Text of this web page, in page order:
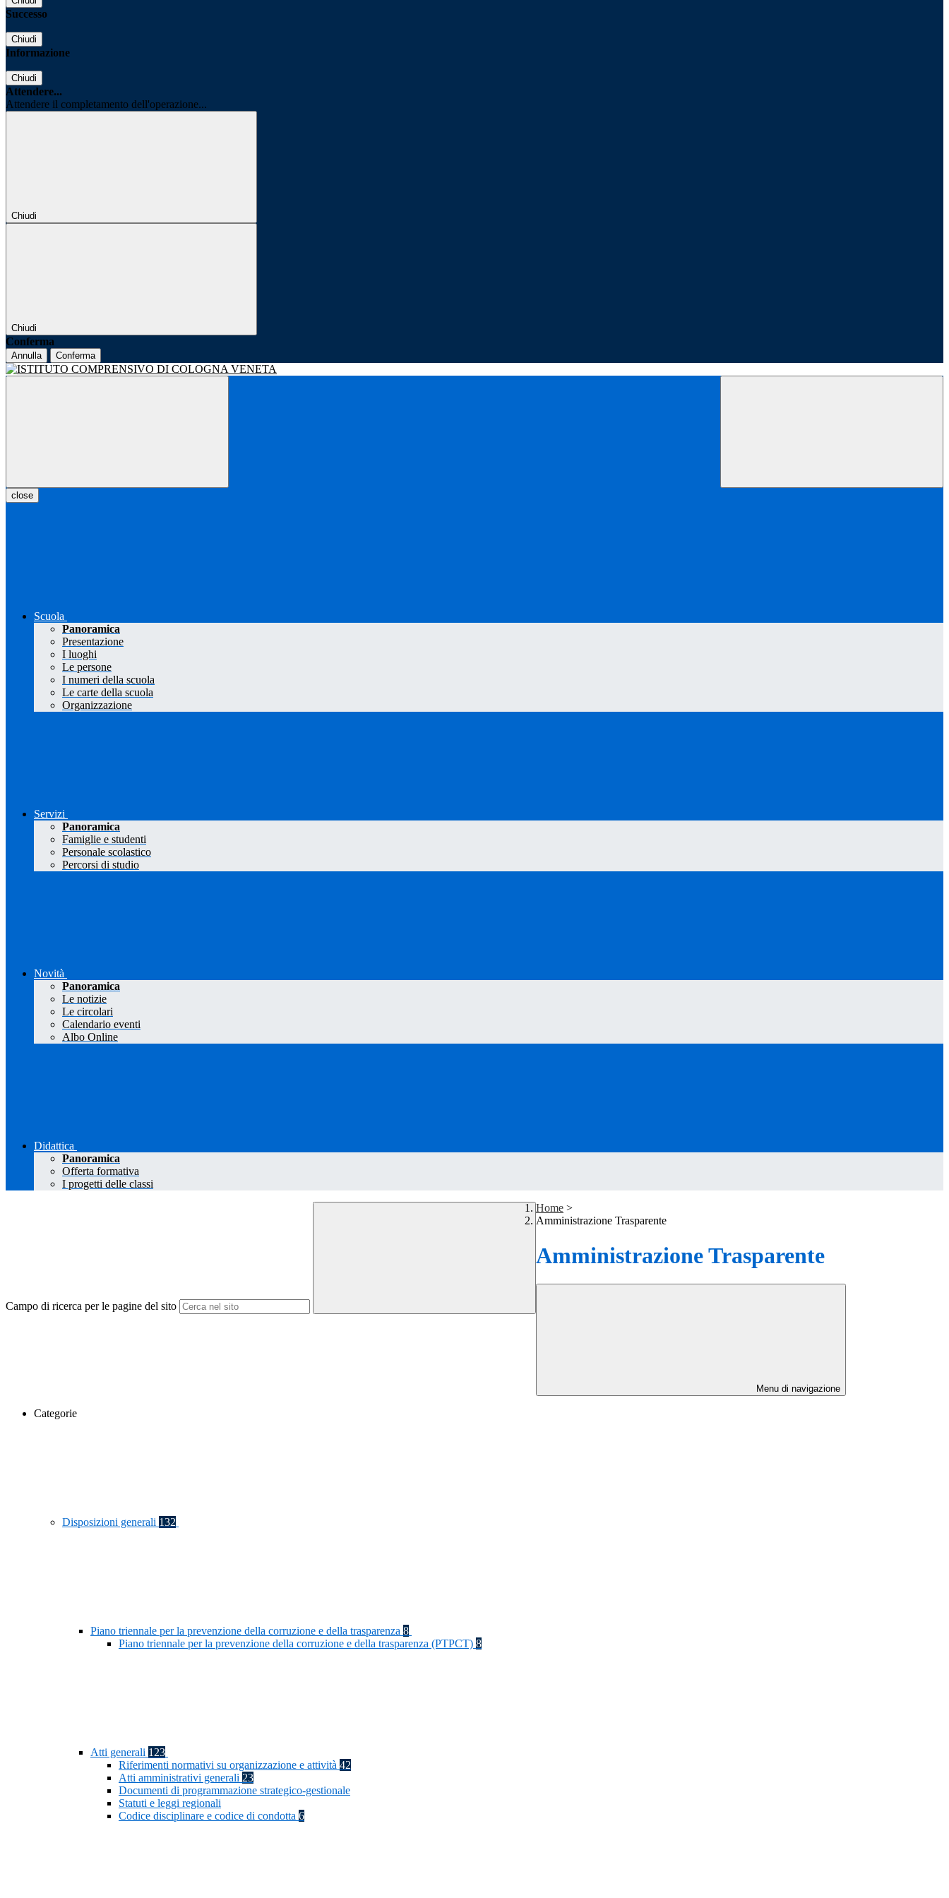
Successo
Chiudi
Informazione
Chiudi
Attendere...
Attendere il completamento dell'operazione...
Chiudi
Chiudi
Conferma
Annulla Conferma
close
Scuola
Panoramica
Presentazione
I luoghi
Le persone
I numeri della scuola
Le carte della scuola
Organizzazione
Servizi
Panoramica
Famiglie e studenti
Personale scolastico
Percorsi di studio
Novità
Panoramica
Le notizie
Le circolari
Calendario eventi
Albo Online
Didattica
Panoramica
Offerta formativa
I progetti delle classi
Campo di ricerca per le pagine del sito
Home >
Amministrazione Trasparente
Amministrazione Trasparente
Menu di navigazione
Categorie
Disposizioni generali 132
Piano triennale per la prevenzione della corruzione e della trasparenza 8
Piano triennale per la prevenzione della corruzione e della trasparenza (PTPCT) 8
Atti generali 123
Riferimenti normativi su organizzazione e attività 42
Atti amministrativi generali 23
Documenti di programmazione strategico-gestionale
Statuti e leggi regionali
Codice disciplinare e codice di condotta 6